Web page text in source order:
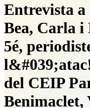
Entrevista a
Bea, Carla i
5é,
del CEIP
Benimaclet,